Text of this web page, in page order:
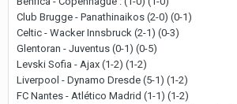
Club Brugge - Panathinaikos (2-0) (0-1)
Celtic - Wacker Innsbruck (2-1) (0-3)
Glentoran - Juventus (0-1) (0-5)
Levski Sofia - Ajax (1-2) (1-2)
Liverpool - Dynamo Dresde (5-1) (1-2)
FC Nantes - Atlético Madrid (1-1) (1-2)